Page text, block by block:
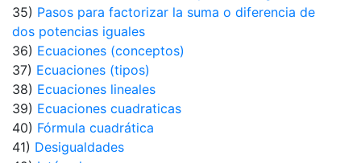
35) Pasos para factorizar la suma o diferencia de
dos potencias iguales
36) Ecuaciones (conceptos)
37) Ecuaciones (tipos)
38) Ecuaciones lineales
39) Ecuaciones cuadraticas
40) Fórmula cuadrática
41) Desigualdades